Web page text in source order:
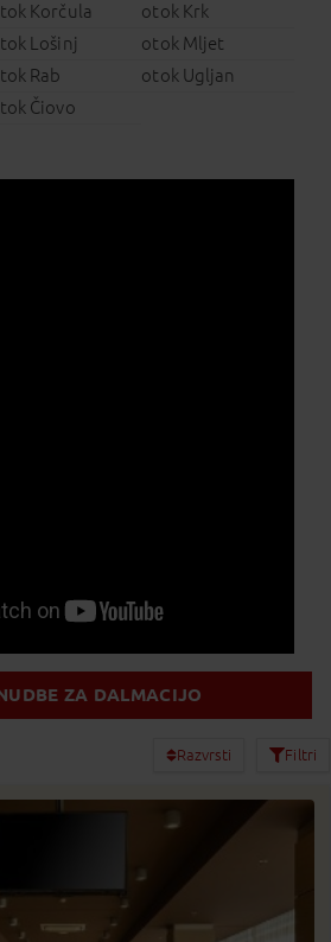
Korčula
otok Krk
Lošinj
otok Mljet
Rab
otok Ugljan
Čiovo
ZA DALMACIJO
Razvrsti Filtri